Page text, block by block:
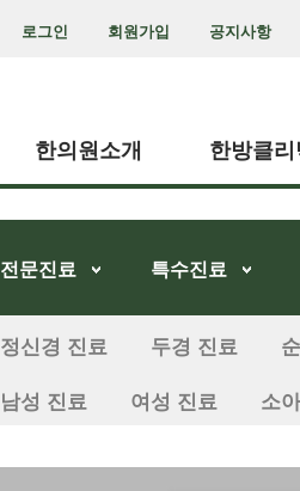
로그인 회원가입 공지사항
한의원소개 한방클리
전문진료 특수진료
정신경 진료 두경 진료
남성 진료 여성 진료 소